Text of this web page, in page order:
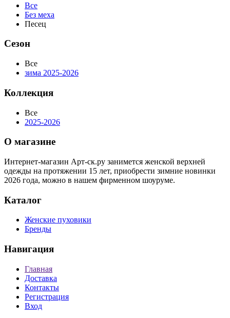
Все
Без меха
Песец
Сезон
Все
зима 2025-2026
Коллекция
Все
2025-2026
О магазине
Интернет-магазин Арт-ск.ру занимется женской верхней
одежды на протяжении 15 лет, приобрести зимние новинки
2026 года, можно в нашем фирменном шоуруме.
Каталог
Женские пуховики
Бренды
Навигация
Главная
Доставка
Контакты
Регистрация
Вход